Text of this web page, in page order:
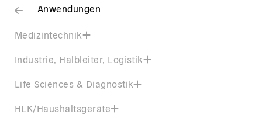
Anwendungen
Medizintechnik
Industrie, Halbleiter, Logistik
Life Sciences & Diagnostik
HLK/Haushaltsgeräte